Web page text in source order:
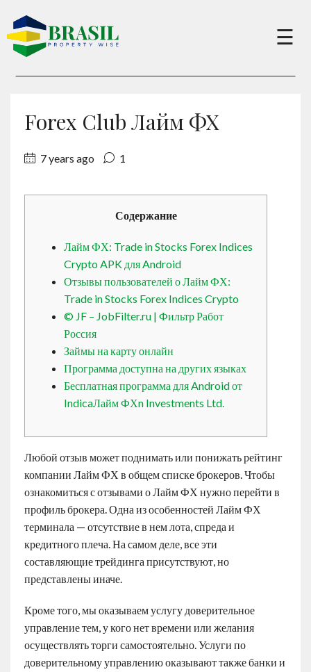
×
Contact
English
☰
Forex Club Лайм ФХ
7 years ago 1
Содержание
Лайм ФХ: Trade in Stocks Forex Indices
Crypto APK для Android
Отзывы пользователей о Лайм ФХ:
Trade in Stocks Forex Indices Crypto
© JF – JobFilter.ru | Фильтр Работ
Россия
Займы на карту онлайн
Программа доступна на других языках
Бесплатная программа для Android от
IndicaЛайм ФХn Investments Ltd.
Любой отзыв может поднимать или понижать рейтинг
компании Лайм ФХ в общем списке брокеров. Чтобы
ознакомиться с отзывами о Лайм ФХ нужно перейти в
профиль брокера. Одна из особенностей Лайм ФХ
терминала — отсутствие в нем лота, спреда и
кредитного плеча. На самом деле, все эти
составляющие трейдинга присутствуют, но
представлены иначе.
Кроме того, мы оказываем услугу доверительное
управление тем, у кого нет времени или желания
осуществлять торги самостоятельно. Услуги по
доверительному управлению оказывают также банки и